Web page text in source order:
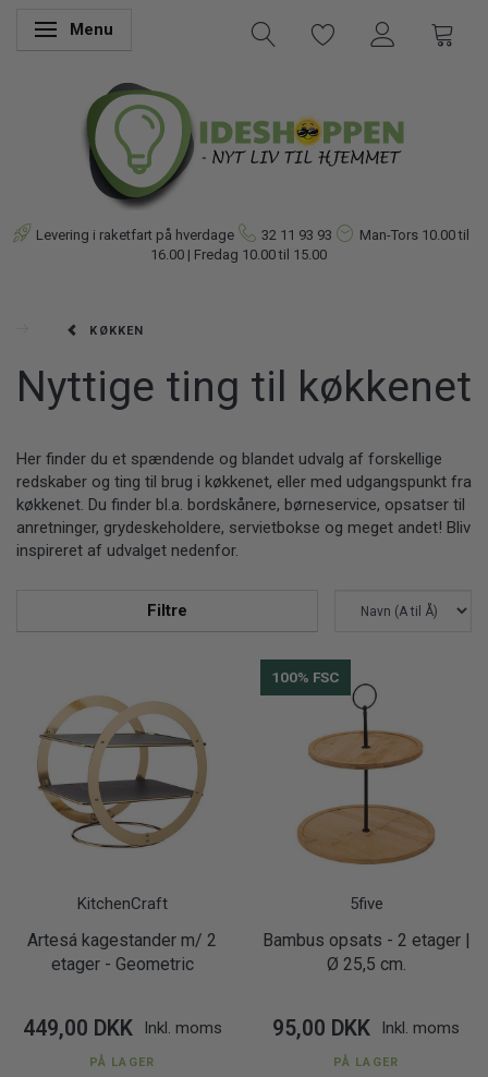
Skifte navigation
Menu
Levering i raketfart på hverdage 32 11 93 93 Man-Tors 10.00 til
16.00 | Fredag 10.00 til 15.00
KØKKEN
Nyttige ting til køkkenet
Her finder du et spændende og blandet udvalg af forskellige
redskaber og ting til brug i køkkenet, eller med udgangspunkt fra
køkkenet. Du finder bl.a. bordskånere, børneservice, opsatser til
anretninger, grydeskeholdere, servietbokse og meget andet! Bliv
inspireret af udvalget nedenfor.
Filtre
KitchenCraft
Artesá kagestander m/ 2
etager - Geometric
449,00 DKK Inkl. moms
PÅ LAGER
100% FSC
5five
Bambus opsats - 2 etager |
Ø 25,5 cm.
95,00 DKK Inkl. moms
PÅ LAGER